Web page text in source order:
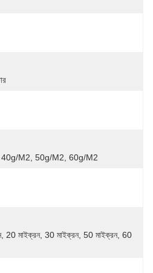
m2, 50g/m2, 60g/m2
20 মাইক্রন, 30 মাইক্রন, 50 মাইক্রন, 60